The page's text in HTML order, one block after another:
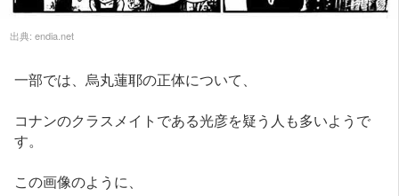
出典: endia.net
一部では、烏丸蓮耶の正体について、
コナンのクラスメイトである光彦を疑う人も多いようで
す。
この画像のように、